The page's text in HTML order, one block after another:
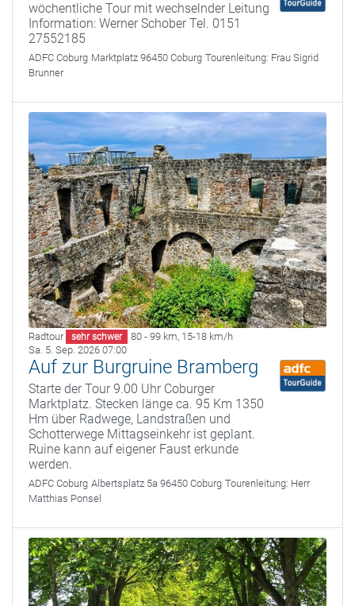
wöchentliche Tour mit wechselnder Leitung
Information: Werner Schober Tel. 0151
27552185
ADFC Coburg Marktplatz 96450 Coburg Tourenleitung: Frau Sigrid
Brunner
Radtour sehr schwer 80 - 99 km, 15-18 km/h
Sa. 5. Sep. 2026 07:00
Auf zur Burgruine Bramberg
Starte der Tour 9.00 Uhr Coburger
Marktplatz. Stecken länge ca. 95 Km 1350
Hm über Radwege, Landstraßen und
Schotterwege Mittagseinkehr ist geplant.
Ruine kann auf eigener Faust erkunde
werden.
ADFC Coburg Albertsplatz 5a 96450 Coburg Tourenleitung: Herr
Matthias Ponsel